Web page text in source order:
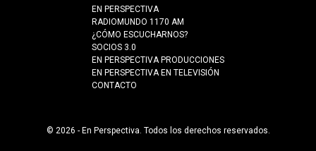
EN PERSPECTIVA
RADIOMUNDO 1170 AM
¿CÓMO ESCUCHARNOS?
SOCIOS 3.0
EN PERSPECTIVA PRODUCCIONES
EN PERSPECTIVA EN TELEVISIÓN
CONTACTO
© 2026 - En Perspectiva. Todos los derechos reservados.